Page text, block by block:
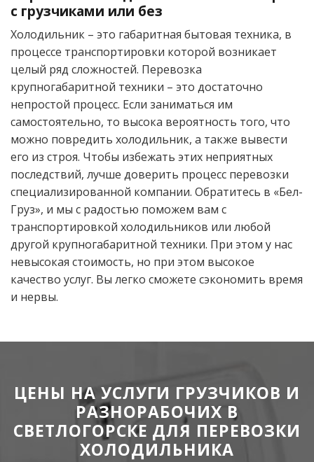
с грузчиками или без
Холодильник – это габаритная бытовая техника, в
процессе транспортировки которой возникает
целый ряд сложностей. Перевозка
крупногабаритной техники – это достаточно
непростой процесс. Если заниматься им
самостоятельно, то высока вероятность того, что
можно повредить холодильник, а также вывести
его из строя. Чтобы избежать этих неприятных
последствий, лучше доверить процесс перевозки
специализированной компании. Обратитесь в «Бел-
Груз», и мы с радостью поможем вам с
транспортировкой холодильников или любой
другой крупногабаритной техники. При этом у нас
невысокая стоимость, но при этом высокое
качество услуг. Вы легко сможете сэкономить время
и нервы.
ЦЕНЫ НА УСЛУГИ ГРУЗЧИКОВ И
РАЗНОРАБОЧИХ В
СВЕТЛОГОРСКЕ ДЛЯ ПЕРЕВОЗКИ
ХОЛОДИЛЬНИКА